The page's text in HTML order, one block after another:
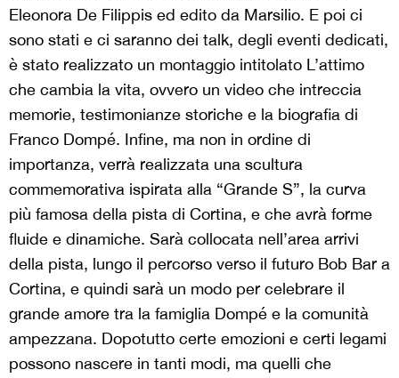
Eleonora De Filippis ed edito da Marsilio. E poi ci
sono stati e ci saranno dei talk, degli eventi dedicati,
è stato realizzato un montaggio intitolato L’attimo
che cambia la vita, ovvero un video che intreccia
memorie, testimonianze storiche e la biografia di
Franco Dompé. Infine, ma non in ordine di
importanza, verrà realizzata una scultura
commemorativa ispirata alla “Grande S”, la curva
più famosa della pista di Cortina, e che avrà forme
fluide e dinamiche. Sarà collocata nell’area arrivi
della pista, lungo il percorso verso il futuro Bob Bar a
Cortina, e quindi sarà un modo per celebrare il
grande amore tra la famiglia Dompé e la comunità
ampezzana. Dopotutto certe emozioni e certi legami
possono nascere in tanti modi, ma quelli che